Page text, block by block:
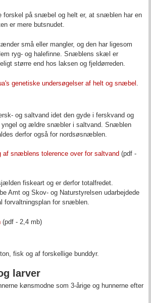
forskel på snæbel og helt er, at snæblen har en
er mere butsnudet.
små eller mangler, og den har ligesom
ryg- og halefinne. Snæblens skæl er
større end hos laksen og fjeldørreden.
genetiske undersøgelser af helt og snæbel .
og saltvand idet den gyde i ferskvand og
yngel og ældre snæbler i saltvand. Snæblen
derfor også for nordsøsnæblen.
snæblens tolerence over for saltvand (pdf -
fiskeart og er derfor totalfredet.
Amt og Skov- og Naturstyrelsen udarbejdede
forvaltningsplan for snæblen.
(pdf - 2,4 mb)
fisk og af forskellige bunddyr.
larver
kønsmodne som 3-årige og hunnerne efter